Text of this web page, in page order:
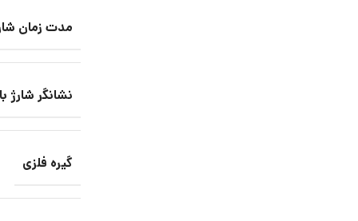
مدت زمان
نشانگر شارژ
گیره فلزی